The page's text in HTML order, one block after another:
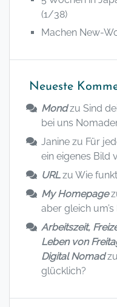
(1/38)
Machen New-
Neueste
Mondzu Sind
bei uns
Janine zu Für
ein eigenes Bild
URLzu Wie
My Homepage
aber gleich
Arbeitszeit,
Leben von
Digital Nomadzu
glücklich?